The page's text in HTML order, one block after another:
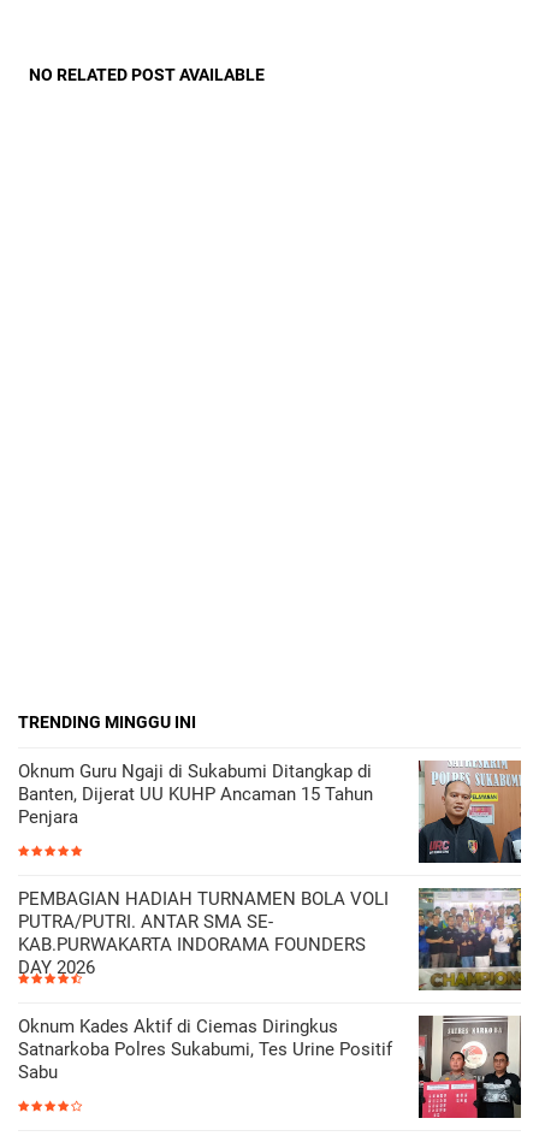
NO RELATED POST AVAILABLE
TRENDING MINGGU INI
Oknum Guru Ngaji di Sukabumi Ditangkap di
Banten, Dijerat UU KUHP Ancaman 15 Tahun
Penjara
PEMBAGIAN HADIAH TURNAMEN BOLA VOLI
PUTRA/PUTRI. ANTAR SMA SE-
KAB.PURWAKARTA INDORAMA FOUNDERS
DAY 2026
Oknum Kades Aktif di Ciemas Diringkus
Satnarkoba Polres Sukabumi, Tes Urine Positif
Sabu